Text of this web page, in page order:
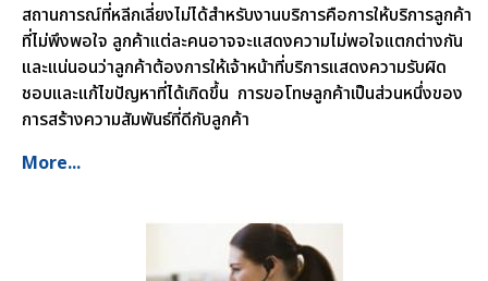
สถานการณ์ที่หลีกเลี่ยงไม่ได้สำหรับงานบริการคือการให้บริการลูกค้า
ที่ไม่พึงพอใจ ลูกค้าแต่ละคนอาจจะแสดงความไม่พอใจแตกต่างกัน
และแน่นอนว่าลูกค้าต้องการให้เจ้าหน้าที่บริการแสดงความรับผิด
ชอบและแก้ไขปัญหาที่ได้เกิดขึ้น การขอโทษลูกค้าเป็นส่วนหนึ่งของ
การสร้างความสัมพันธ์ที่ดีกับลูกค้า
More...